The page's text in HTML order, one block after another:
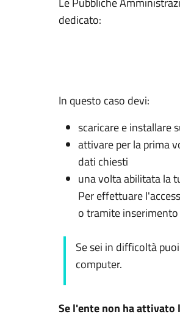
dedicato:
In questo caso devi:
scaricare e installare
attivare per la prima
dati chiesti
una volta abilitata la
Per effettuare
o tramite
Se sei in difficoltà
computer.
Se l'ente non ha attivato